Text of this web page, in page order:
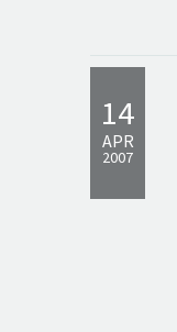
14
APR
2007